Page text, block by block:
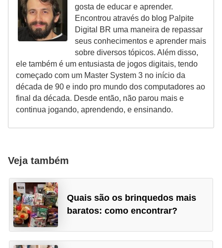
gosta de educar e aprender.
Encontrou através do blog Palpite
Digital BR uma maneira de repassar
seus conhecimentos e aprender mais
sobre diversos tópicos. Além disso,
ele também é um entusiasta de jogos digitais, tendo
começado com um Master System 3 no início da
década de 90 e indo pro mundo dos computadores ao
final da década. Desde então, não parou mais e
continua jogando, aprendendo, e ensinando.
Veja também
Quais são os brinquedos mais
baratos: como encontrar?